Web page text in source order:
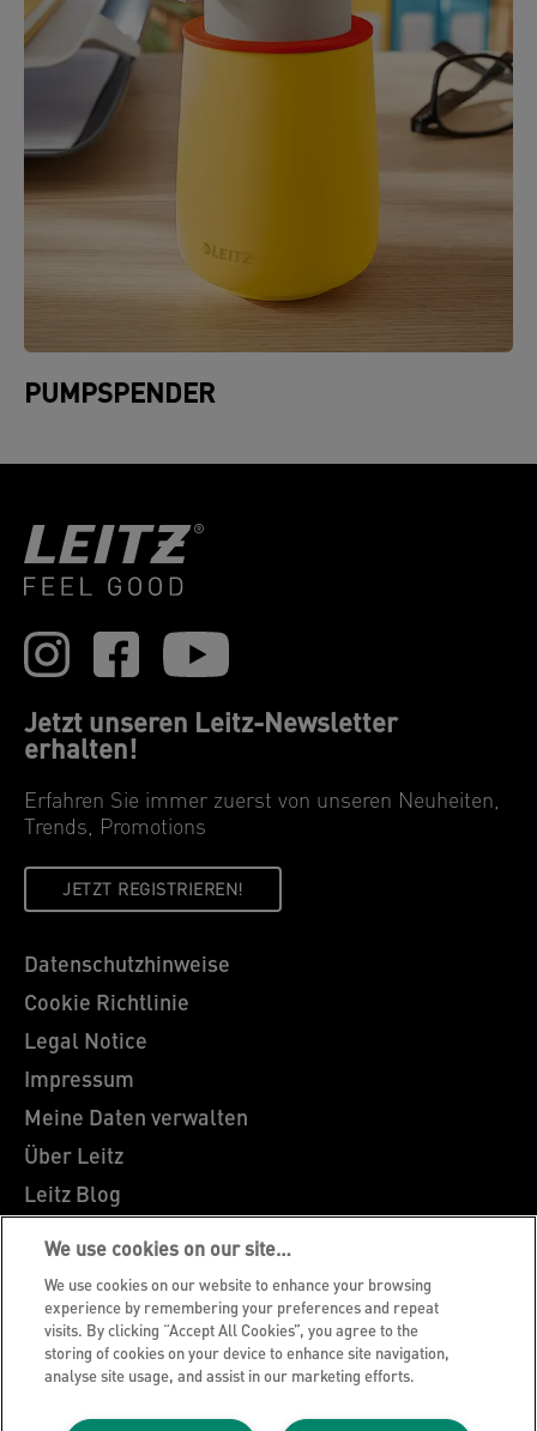
PUMPSPENDER
Jetzt unseren Leitz-Newsletter
erhalten!
Erfahren Sie immer zuerst von unseren Neuheiten,
Trends, Promotions
JETZT REGISTRIEREN!
Datenschutzhinweise
Cookie Richtlinie
Legal Notice
Impressum
Meine Daten verwalten
Über Leitz
Leitz Blog
Karriere
Leitz EasyPrint
Kundenservice
Hinweise zum Verpackungsrecycling
Garantiebedingungen
We use cookies on our site…
We use cookies on our website to enhance your browsing
experience by remembering your preferences and repeat
visits. By clicking “Accept All Cookies”, you agree to the
storing of cookies on your device to enhance site navigation,
analyse site usage, and assist in our marketing efforts.